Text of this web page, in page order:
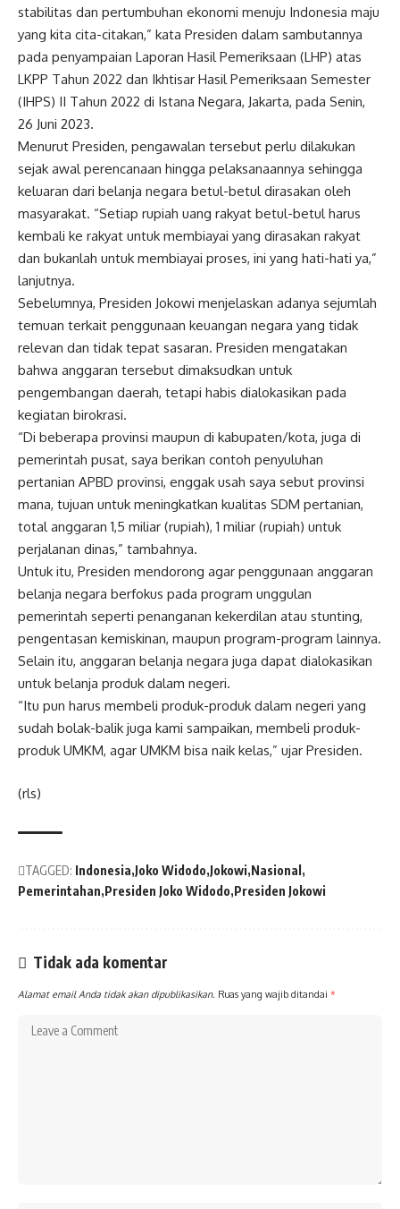
stabilitas dan pertumbuhan ekonomi menuju Indonesia maju
yang kita cita-citakan,” kata Presiden dalam sambutannya
pada penyampaian Laporan Hasil Pemeriksaan (LHP) atas
LKPP Tahun 2022 dan Ikhtisar Hasil Pemeriksaan Semester
(IHPS) II Tahun 2022 di Istana Negara, Jakarta, pada Senin,
26 Juni 2023.
Menurut Presiden, pengawalan tersebut perlu dilakukan
sejak awal perencanaan hingga pelaksanaannya sehingga
keluaran dari belanja negara betul-betul dirasakan oleh
masyarakat. “Setiap rupiah uang rakyat betul-betul harus
kembali ke rakyat untuk membiayai yang dirasakan rakyat
dan bukanlah untuk membiayai proses, ini yang hati-hati ya,”
lanjutnya.
Sebelumnya, Presiden Jokowi menjelaskan adanya sejumlah
temuan terkait penggunaan keuangan negara yang tidak
relevan dan tidak tepat sasaran. Presiden mengatakan
bahwa anggaran tersebut dimaksudkan untuk
pengembangan daerah, tetapi habis dialokasikan pada
kegiatan birokrasi.
“Di beberapa provinsi maupun di kabupaten/kota, juga di
pemerintah pusat, saya berikan contoh penyuluhan
pertanian APBD provinsi, enggak usah saya sebut provinsi
mana, tujuan untuk meningkatkan kualitas SDM pertanian,
total anggaran 1,5 miliar (rupiah), 1 miliar (rupiah) untuk
perjalanan dinas,” tambahnya.
Untuk itu, Presiden mendorong agar penggunaan anggaran
belanja negara berfokus pada program unggulan
pemerintah seperti penanganan kekerdilan atau stunting,
pengentasan kemiskinan, maupun program-program lainnya.
Selain itu, anggaran belanja negara juga dapat dialokasikan
untuk belanja produk dalam negeri.
“Itu pun harus membeli produk-produk dalam negeri yang
sudah bolak-balik juga kami sampaikan, membeli produk-
produk UMKM, agar UMKM bisa naik kelas,” ujar Presiden.
(rls)
TAGGED: Indonesia Joko Widodo Jokowi Nasional
Pemerintahan Presiden Joko Widodo Presiden Jokowi
Tidak ada komentar
Alamat email Anda tidak akan dipublikasikan. Ruas yang wajib ditandai *